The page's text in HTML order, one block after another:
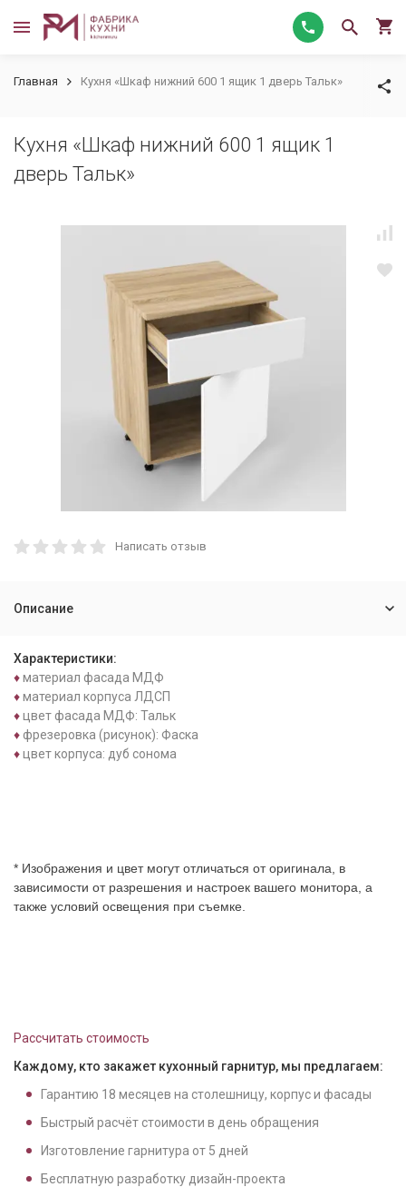
Главная Кухня «Шкаф нижний 600 1 ящик 1 дверь Тальк»
Кухня «Шкаф нижний 600 1 ящик 1
дверь Тальк»
Написать отзыв
Описание
Характеристики:
♦материал фасада МДФ
♦материал корпуса ЛДСП
♦цвет фасада МДФ: Тальк
♦фрезеровка (рисунок): Фаска
♦цвет корпуса: дуб сонома
* Изображения и цвет могут отличаться от оригинала, в
зависимости от разрешения и настроек вашего монитора, а
также условий освещения при съемке.
Рассчитать стоимость
Каждому, кто закажет кухонный гарнитур, мы предлагаем:
Гарантию 18 месяцев на столешницу, корпус и фасады
Быстрый расчёт стоимости в день обращения
Изготовление гарнитура от 5 дней
Бесплатную разработку дизайн-проекта